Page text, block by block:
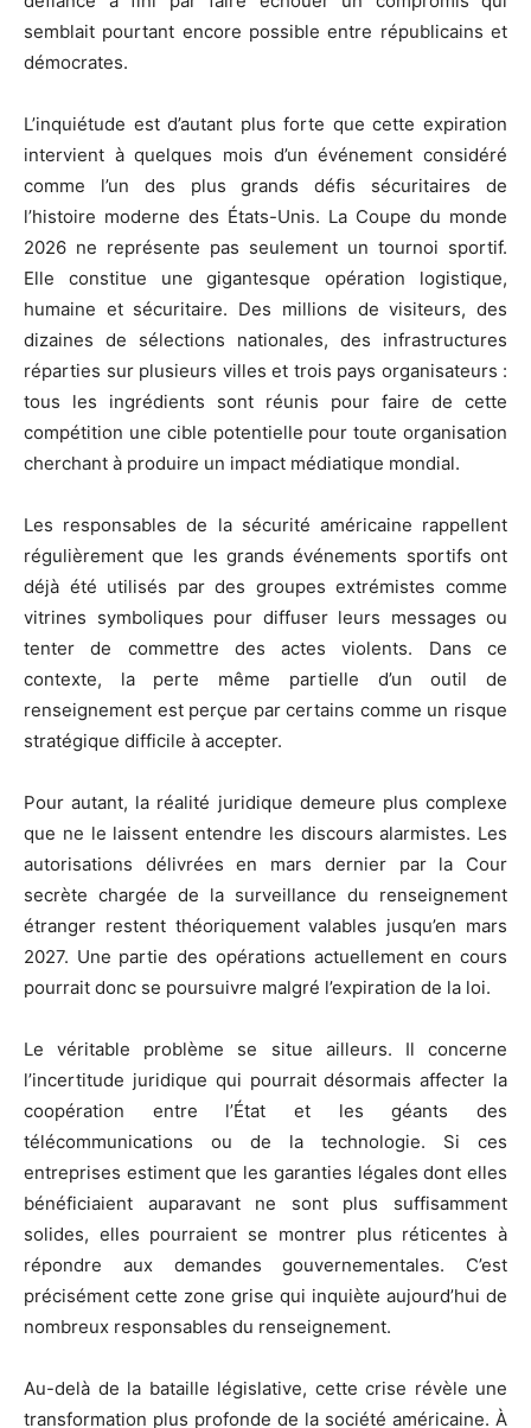
semblait pourtant encore possible entre républicains et
démocrates.
L’inquiétude est d’autant plus forte que cette expiration
intervient à quelques mois d’un événement considéré
comme l’un des plus grands défis sécuritaires de
l’histoire moderne des États-Unis. La Coupe du monde
2026 ne représente pas seulement un tournoi sportif.
Elle constitue une gigantesque opération logistique,
humaine et sécuritaire. Des millions de visiteurs, des
dizaines de sélections nationales, des infrastructures
réparties sur plusieurs villes et trois pays organisateurs :
tous les ingrédients sont réunis pour faire de cette
compétition une cible potentielle pour toute organisation
cherchant à produire un impact médiatique mondial.
Les responsables de la sécurité américaine rappellent
régulièrement que les grands événements sportifs ont
déjà été utilisés par des groupes extrémistes comme
vitrines symboliques pour diffuser leurs messages ou
tenter de commettre des actes violents. Dans ce
contexte, la perte même partielle d’un outil de
renseignement est perçue par certains comme un risque
stratégique difficile à accepter.
Pour autant, la réalité juridique demeure plus complexe
que ne le laissent entendre les discours alarmistes. Les
autorisations délivrées en mars dernier par la Cour
secrète chargée de la surveillance du renseignement
étranger restent théoriquement valables jusqu’en mars
2027. Une partie des opérations actuellement en cours
pourrait donc se poursuivre malgré l’expiration de la loi.
Le véritable problème se situe ailleurs. Il concerne
l’incertitude juridique qui pourrait désormais affecter la
coopération entre l’État et les géants des
télécommunications ou de la technologie. Si ces
entreprises estiment que les garanties légales dont elles
bénéficiaient auparavant ne sont plus suffisamment
solides, elles pourraient se montrer plus réticentes à
répondre aux demandes gouvernementales. C’est
précisément cette zone grise qui inquiète aujourd’hui de
nombreux responsables du renseignement.
Au-delà de la bataille législative, cette crise révèle une
transformation plus profonde de la société américaine. À